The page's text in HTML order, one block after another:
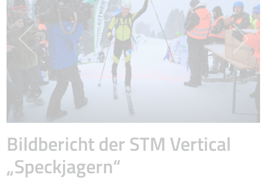
Bildbericht der STM Vertical
„Speckjagern“